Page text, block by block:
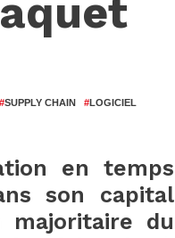
#SUPPLY CHAIN #LOGICIEL
en temps
son capital
majoritaire du